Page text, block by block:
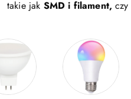
takie jak SMD i filament,czy